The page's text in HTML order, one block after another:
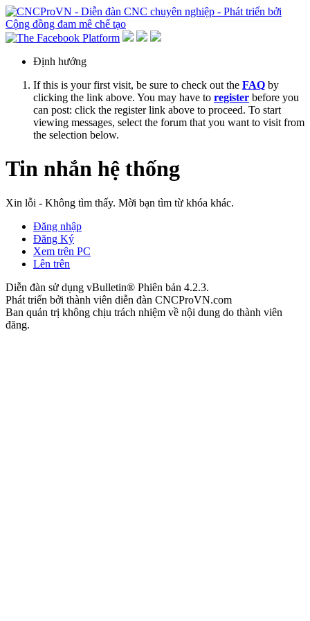
Định hướng
If this is your first visit, be sure to check out the FAQ by
clicking the link above. You may have to register before you
can post: click the register link above to proceed. To start
viewing messages, select the forum that you want to visit from
the selection below.
Tin nhắn hệ thống
Xin lỗi - Không tìm thấy. Mời bạn tìm từ khóa khác.
Đăng nhập
Đăng Ký
Xem trên PC
Lên trên
Diễn đàn sử dụng vBulletin® Phiên bản 4.2.3.
Phát triển bởi thành viên diễn đàn CNCProVN.com
Ban quản trị không chịu trách nhiệm về nội dung do thành viên
đăng.